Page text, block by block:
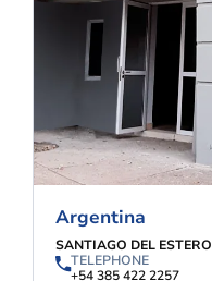
Argentina
SANTIAGO DEL ESTERO
TELEPHONE
+54 385 422 2257